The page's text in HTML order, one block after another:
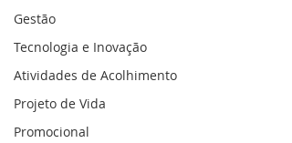
Gestão
Tecnologia e Inovação
Atividades de Acolhimento
Projeto de Vida
Promocional